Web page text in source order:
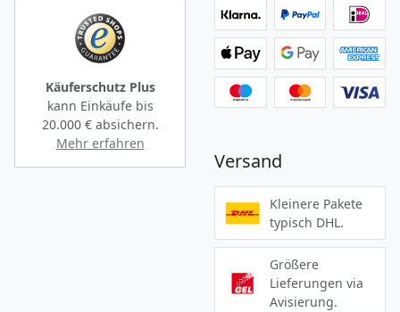
Käuferschutz Plus
kann Einkäufe bis
20.000 €absichern.
Mehr erfahren
Versand
Kleinere Pakete
typisch DHL.
Größere
Lieferungen via
Avisierung.